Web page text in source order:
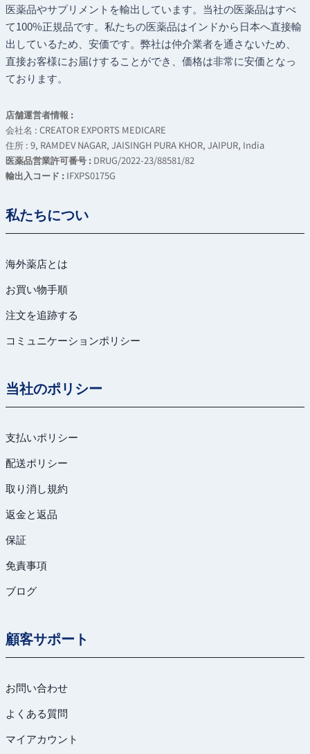
医薬品やサプリメントを輸出しています。当社の医薬品はすべ
て100%正規品です。私たちの医薬品はインドから日本へ直接輸
出しているため、安価です。弊社は仲介業者を通さないため、
直接お客様にお届けすることができ、価格は非常に安価となっ
ております。
店舗運営者情報 :
会社名 : CREATOR EXPORTS MEDICARE
住所 : 9, RAMDEV NAGAR, JAISINGH PURA KHOR, JAIPUR, India
医薬品営業許可番号 : DRUG/2022-23/88581/82
輸出入コード : IFXPS0175G
私たちについ
海外薬店とは
お買い物手順
注文を追跡する
コミュニケーションポリシー
当社のポリシー
支払いポリシー
配送ポリシー
取り消し規約
返金と返品
保証
免責事項
ブログ
顧客サポート
お問い合わせ
よくある質問
マイアカウント